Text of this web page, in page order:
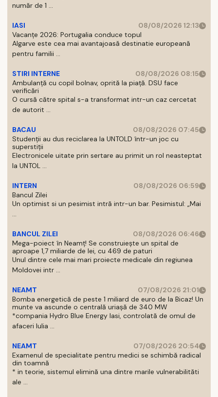
număr de 1 ...
IASI
08/08/2026 12:13
Vacanțe 2026: Portugalia conduce topul
Algarve este cea mai avantajoasă destinatie europeană
pentru familii ...
STIRI INTERNE
08/08/2026 08:15
Ambulanță cu copil bolnav, oprită la piață. DSU face
verificări
O cursă către spital s-a transformat intr-un caz cercetat
de autorit ...
BACAU
08/08/2026 07:45
Studenții au dus reciclarea la UNTOLD într-un joc cu
superstiții
Electronicele uitate prin sertare au primit un rol neasteptat
la UNTOL ...
INTERN
08/08/2026 06:59
Bancul Zilei
Un optimist si un pesimist intră intr-un bar. Pesimistul: „Mai
...
BANCUL ZILEI
08/08/2026 06:46
Mega-poiect în Neamț! Se construiește un spital de
aproape 1,7 miliarde de lei, cu 469 de paturi
Unul dintre cele mai mari proiecte medicale din regiunea
Moldovei intr ...
NEAMT
07/08/2026 21:01
Bomba energetică de peste 1 miliard de euro de la Bicaz! Un
munte va ascunde o centrală uriașă de 340 MW
*compania Hydro Blue Energy Iasi, controlată de omul de
afaceri Iulia ...
NEAMT
07/08/2026 20:54
Examenul de specialitate pentru medici se schimbă radical
din toamnă
* in teorie, sistemul elimină una dintre marile vulnerabilităti
ale ...